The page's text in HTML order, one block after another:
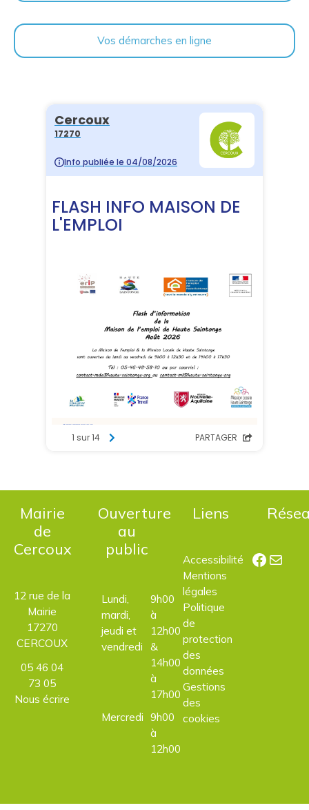
Vos démarches en ligne
Mairie
de
Cercoux
12 rue de la
Mairie
17270
CERCOUX
05 46 04
73 05
Nous écrire
Ouverture
au
public
Lundi,
mardi,
jeudi et
vendredi
9h00
à
12h00
&
14h00
à
17h00
Mercredi 9h00
à
12h00
Liens
Accessibilité
Mentions
légales
Politique
de
protection
des
données
Gestions
des
cookies
E-mail